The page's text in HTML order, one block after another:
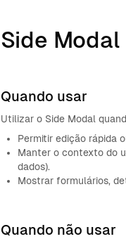
Side Modal
Quando usar
Utilizar o Side Modal
Permitir edição rápida
Manter o contexto do
dados).
Mostrar formulários,
Quando não usar